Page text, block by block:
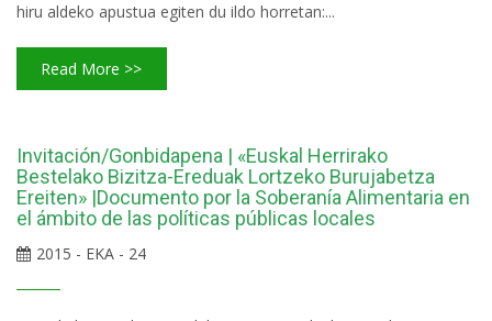
hiru aldeko apustua egiten du ildo horretan:...
Read More >>
Invitación/Gonbidapena | «Euskal Herrirako
Bestelako Bizitza-Ereduak Lortzeko Burujabetza
Ereiten» |Documento por la Soberanía Alimentaria en
el ámbito de las políticas públicas locales
2015 - EKA - 24